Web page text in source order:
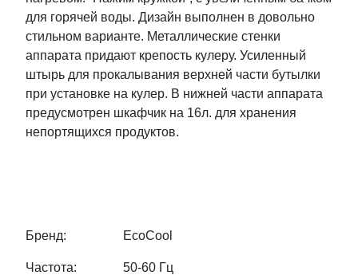
для горячей воды. Дизайн выполнен в довольно
стильном варианте. Металлические стенки
аппарата придают крепость кулеру. Усиленный
штырь для прокалывания верхней части бутылки
при установке на кулер. В нижней части аппарата
предусмотрен шкафчик на 16л. для хранения
непортящихся продуктов.
Бренд: EcoCool
Частота: 50-60 Гц